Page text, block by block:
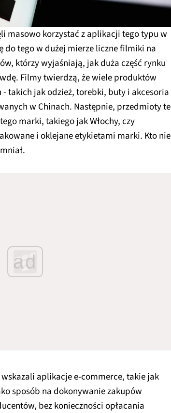
masowo korzystać z aplikacji tego typu w
do tego w dużej mierze liczne filmiki na
którzy wyjaśniają, jak duża część rynku
Filmy twierdzą, że wiele produktów
takich jak odzież, torebki, buty i akcesoria
w Chinach. Następnie, przedmioty te
marki, takiego jak Włochy, czy
i oklejane etykietami marki. Kto nie
ad
wskazali aplikacje e-commerce, takie jak
sposób na dokonywanie zakupów
bez konieczności opłacania